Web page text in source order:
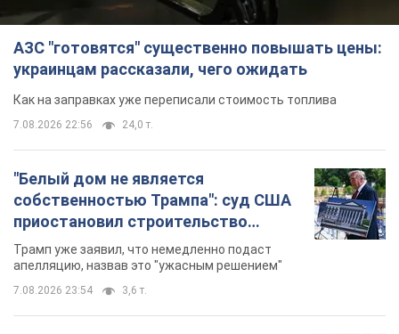
АЗС "готовятся" существенно повышать цены:
украинцам рассказали, чего ожидать
Как на заправках уже переписали стоимость топлива
7.08.2026 22:56 24,0 т.
"Белый дом не является
собственностью Трампа": суд США
приостановил строительство
бального зала стоимостью 400 млн
долларов
Трамп уже заявил, что немедленно подаст
апелляцию, назвав это "ужасным решением"
7.08.2026 23:54 3,6 т.